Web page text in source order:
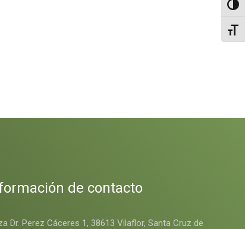
de contacto
Dr. Perez Cáceres 1, 38613 Vilaflor, Santa Cruz de